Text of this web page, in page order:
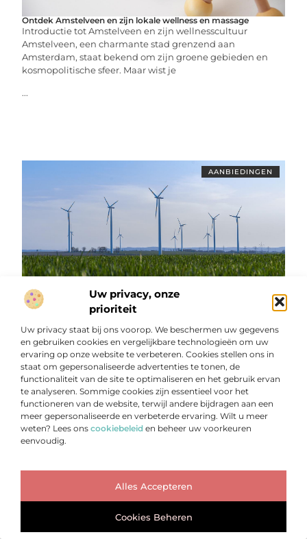
Uw privacy, onze
prioriteit
Uw privacy staat bij ons voorop. We beschermen uw gegevens
en gebruiken cookies en vergelijkbare technologieën om uw
ervaring op onze website te verbeteren. Cookies stellen ons in
staat om gepersonaliseerde advertenties te tonen, de
functionaliteit van de site te optimaliseren en het gebruik ervan
te analyseren. Sommige cookies zijn essentieel voor het
functioneren van de website, terwijl andere bijdragen aan een
meer gepersonaliseerde en verbeterde ervaring. Wilt u meer
weten? Lees ons cookiebeleid en beheer uw voorkeuren
eenvoudig.
Alles Accepteren
Cookies Beheren
Ontdek Amstelveen en zijn lokale wellness en massage
Introductie tot Amstelveen en zijn wellnesscultuur
Amstelveen, een charmante stad grenzend aan
Amsterdam, staat bekend om zijn groene gebieden en
kosmopolitische sfeer. Maar wist je
...
AANBIEDINGEN
5 dingen die iedereen moet weten over duurzaam leven
Duurzaam leven is een levensstijl waarbij individuen
bewuste keuzes maken om het gebruik van natuurlijke
hulpbronnen te verminderen en hun ecologische
voetafdruk te verkleinen. Het
...